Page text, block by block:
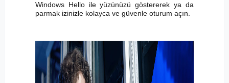
Windows Hello ile yüzünüzü göstererek ya da
parmak izinizle kolayca ve güvenle oturum açın.